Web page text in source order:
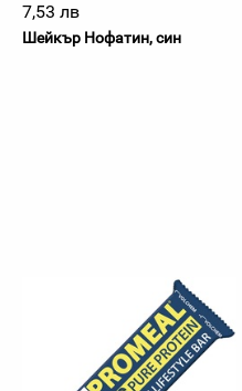
7,53 лв
Шейкър Нофатин, син